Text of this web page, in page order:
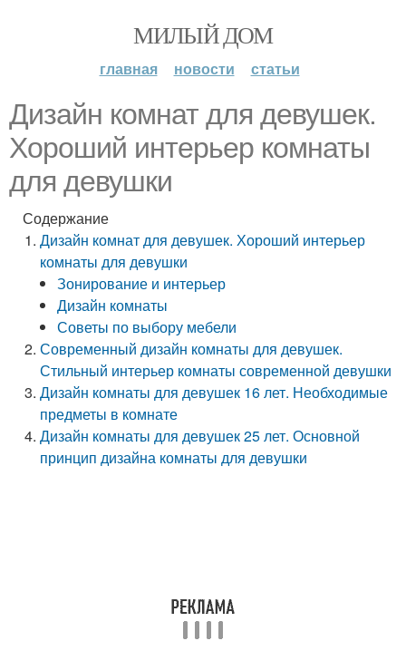
МИЛЫЙ ДОМ
главная новости статьи
Дизайн комнат для девушек.
Хороший интерьер комнаты
для девушки
Содержание
Дизайн комнат для девушек. Хороший интерьер
комнаты для девушки
Зонирование и интерьер
Дизайн комнаты
Советы по выбору мебели
Современный дизайн комнаты для девушек.
Стильный интерьер комнаты современной девушки
Дизайн комнаты для девушек 16 лет. Необходимые
предметы в комнате
Дизайн комнаты для девушек 25 лет. Основной
принцип дизайна комнаты для девушки